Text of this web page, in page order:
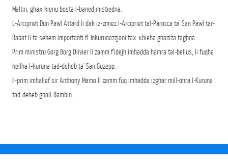
Maltin, ghax kienu bosta l-baned mistiedna.
L-Arcipriet Dun Pawl Attard li dak iz-zmiez l-Arcipriet tal-Parocca ta’ San Pawl tar-
Rabat li ta sehem importanti fl-Inkurunazzjoni tax-xbieha ghaziza taghna.
Prim ministru Gorg Borg Olivier li zamm f’idejh imhadda hamra tal-bellus, li fuqha
kellha l-kuruna tad-deheb ta’ San Guzepp.
Il-prim imhallef sir Anthony Mamo li zamm fuq imhadda izghar mill-ohra l-Kuruna
tad-deheb ghall-Bambin.